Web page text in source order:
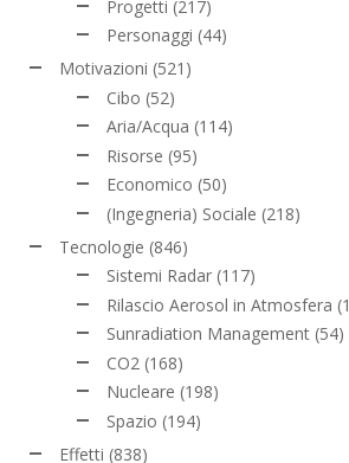
Progetti (217)
Personaggi (44)
Motivazioni (521)
Cibo (52)
Aria/Acqua (114)
Risorse (95)
Economico (50)
(Ingegneria) Sociale (218)
Tecnologie (846)
Sistemi Radar (117)
Rilascio Aerosol in Atmosfera
Sunradiation Management (54)
CO2 (168)
Nucleare (198)
Spazio (194)
Effetti (838)